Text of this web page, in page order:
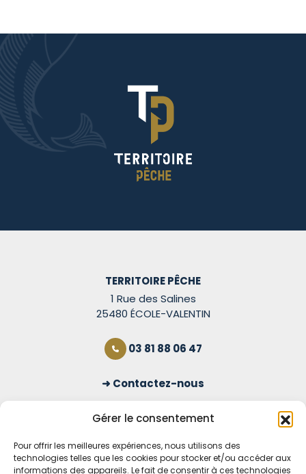
Gérer le consentement
Pour offrir les meilleures expériences, nous utilisons des
technologies telles que les cookies pour stocker et/ou accéder aux
informations des appareils. Le fait de consentir à ces technologies
TERRITOIRE PÊCHE
1 Rue des Salines
25480 ÉCOLE-VALENTIN
03 81 88 06 47
Contactez-nous
OUVERT TOUS LES JOURS